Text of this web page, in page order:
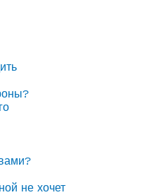
не хочет